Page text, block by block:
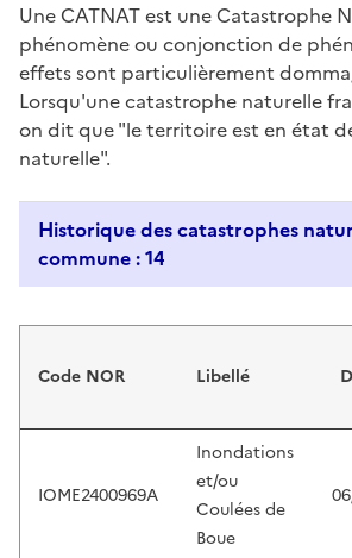
Une CATNAT est une Catastrophe
phénomène ou conjonction de
effets sont particulièrement
Lorsqu'une catastrophe naturelle
on dit que "le territoire est en état
naturelle".
Historique des catastrophes
commune : 14
Code NOR Libellé
IOME2400969A
Inondations
et/ou
Coulées de
Boue